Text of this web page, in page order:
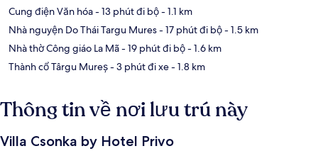
Cung điện Văn hóa- 13 phút đi bộ- 1.1 km
Nhà nguyện Do Thái Targu Mures- 17 phút đi bộ- 1.5 km
Nhà thờ Công giáo La Mã- 19 phút đi bộ- 1.6 km
Thành cổ Târgu Mureș- 3 phút đi xe- 1.8 km
Thông tin về nơi lưu trú này
Villa Csonka by Hotel Privo